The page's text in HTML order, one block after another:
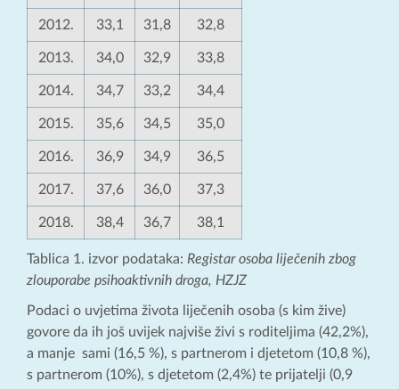
2012. 33,1 31,8 32,8
2013. 34,0 32,9 33,8
2014. 34,7 33,2 34,4
2015. 35,6 34,5 35,0
2016. 36,9 34,9 36,5
2017. 37,6 36,0 37,3
2018. 38,4 36,7 38,1
Tablica 1. izvor podataka: Registar osoba liječenih zbog
zlouporabe psihoaktivnih droga, HZJZ
Podaci o uvjetima života liječenih osoba (s kim žive)
govore da ih još uvijek najviše živi s roditeljima (42,2%),
a manje sami (16,5 %), s partnerom i djetetom (10,8 %),
s partnerom (10%), s djetetom (2,4%) te prijatelji (0,9